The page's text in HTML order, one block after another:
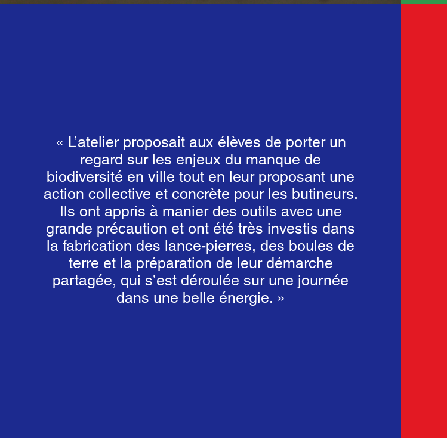
« L’atelier proposait aux élèves de porter un
regard sur les enjeux du manque de
biodiversité en ville tout en leur proposant une
action collective et concrète pour les butineurs.
Ils ont appris à manier des outils avec une
grande précaution et ont été très investis dans
la fabrication des lance-pierres, des boules de
terre et la préparation de leur démarche
partagée, qui s’est déroulée sur une journée
dans une belle énergie. »